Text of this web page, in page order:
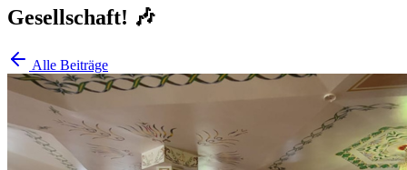
Gesellschaft! 🎶
Alle Beiträge